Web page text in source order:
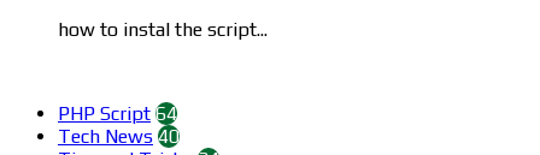
how to instal the script...
PHP Script 64
Tech News 40